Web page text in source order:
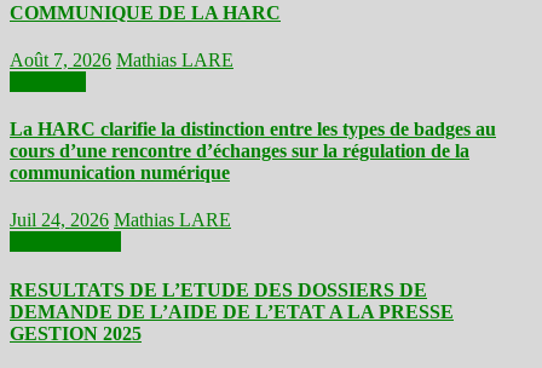
COMMUNIQUE DE LA HARC
Août 7, 2026 Mathias LARE
La HARC clarifie la distinction entre les types de badges au
cours d’une rencontre d’échanges sur la régulation de la
communication numérique
Juil 24, 2026 Mathias LARE
RESULTATS DE L’ETUDE DES DOSSIERS DE
DEMANDE DE L’AIDE DE L’ETAT A LA PRESSE
GESTION 2025